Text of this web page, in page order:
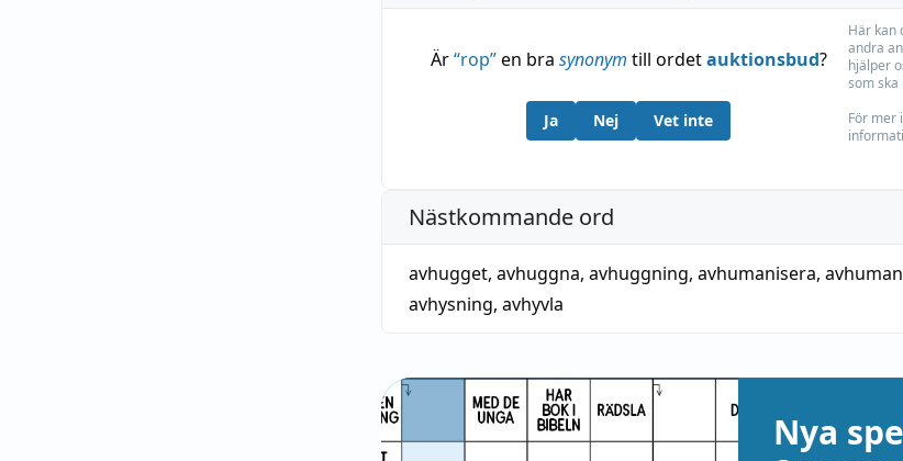
Är“rop”en bra synonym till ordetauktionsbud?
Ja Nej Vet inte
Här kan
andra
hjälper
som ska
För mer
Nästkommande ord
avhugget, avhuggna, avhuggning, avhumanisera,
avhysning, avhyvla
Nya